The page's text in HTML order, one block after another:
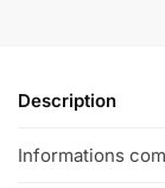
Description
Informations